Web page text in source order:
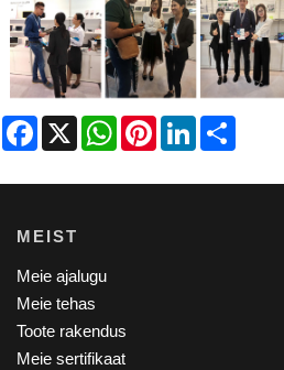
Facebook
X WhatsApp
PinterestLinkedIn
MEIST
Meie ajalugu
Meie tehas
Toote rakendus
Meie sertifikaat